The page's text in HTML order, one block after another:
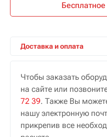
Доставка и оплата
Чтобы заказать
на сайте или
72 39. Также Вы
нашу электронную
прикрепив все